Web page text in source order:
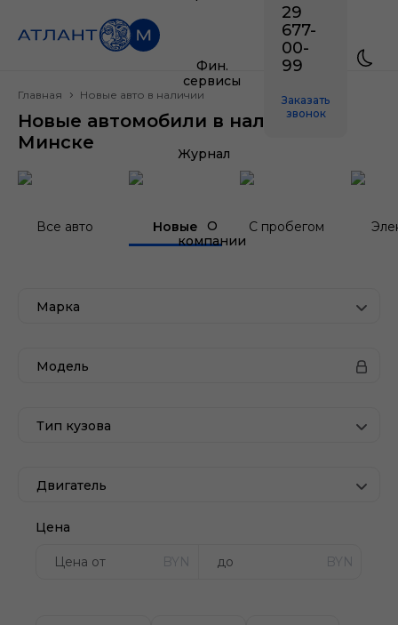
Фин.
сервисы
Журнал
О
компании
29
677-
00-
99
Заказать
звонок
Главная Новые авто в наличии
Новые автомобили в наличии в
Минске
Все авто Новые С пробегом
Марка
Модель
Тип кузова
Двигатель
Цена
BYN BYN